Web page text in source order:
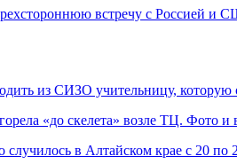
встречу с Россией и
из СИЗО учительницу,
«до скелета» возле ТЦ. Фото и
в Алтайском крае с 20 по